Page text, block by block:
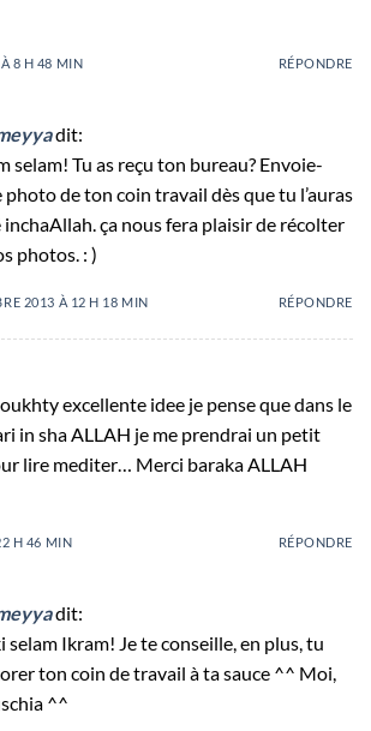
8 H 48 MIN RÉPONDRE
dit:
selam! Tu as reçu ton bureau? Envoie-
photo de ton coin travail dès que tu l’auras
inchaAllah. ça nous fera plaisir de récolter
photos. : )
2013 À 12 H 18 MIN RÉPONDRE
excellente idee je pense que dans le
in sha ALLAH je me prendrai un petit
lire mediter… Merci baraka ALLAH
H 46 MIN RÉPONDRE
dit:
selam Ikram! Je te conseille, en plus, tu
ton coin de travail à ta sauce ^^ Moi,
^^